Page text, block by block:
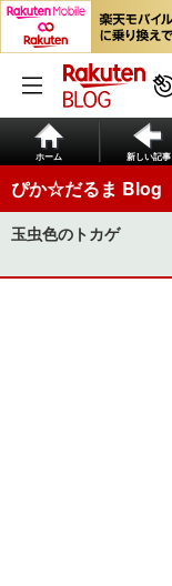
ホーム 新しい記事
ぴか☆だるま Blog
玉虫色のトカゲ